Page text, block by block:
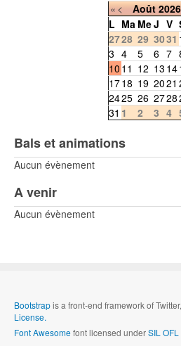
«< Août 2026
L Ma MeJ V
2728 29 3031
3 4 5 6 7
10 11 12 13 14
1718 19 2021
2425 26 2728
31 1 2 3 4
Bals et animations
Aucun évènement
A venir
Aucun évènement
Bootstrapis a front-end framework of
License.
Font Awesomefont licensed underSIL OFL